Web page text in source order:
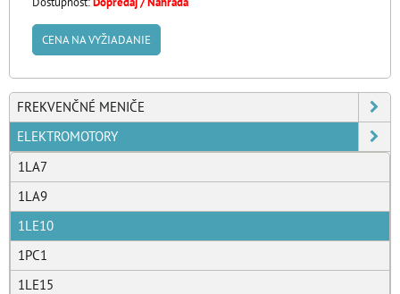
CENA NA VYŽIADANIE
FREKVENČNÉ MENIČE
ELEKTROMOTORY
1LA7
1LA9
1LE10
1PC1
1LE15